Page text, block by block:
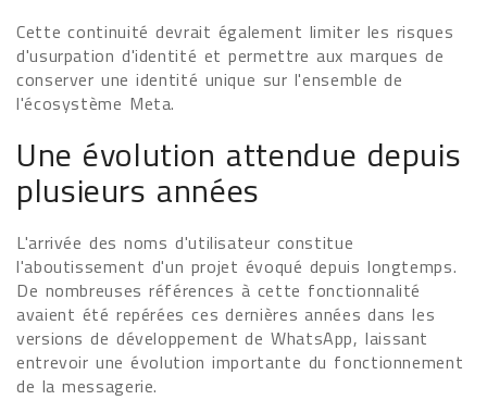
Cette continuité devrait également limiter les risques
d'usurpation d'identité et permettre aux marques de
conserver une identité unique sur l'ensemble de
l'écosystème Meta.
Une évolution attendue depuis
plusieurs années
L'arrivée des noms d'utilisateur constitue
l'aboutissement d'un projet évoqué depuis longtemps.
De nombreuses références à cette fonctionnalité
avaient été repérées ces dernières années dans les
versions de développement de WhatsApp, laissant
entrevoir une évolution importante du fonctionnement
de la messagerie.